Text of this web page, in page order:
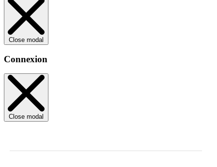
Close modal
Connexion
Close modal